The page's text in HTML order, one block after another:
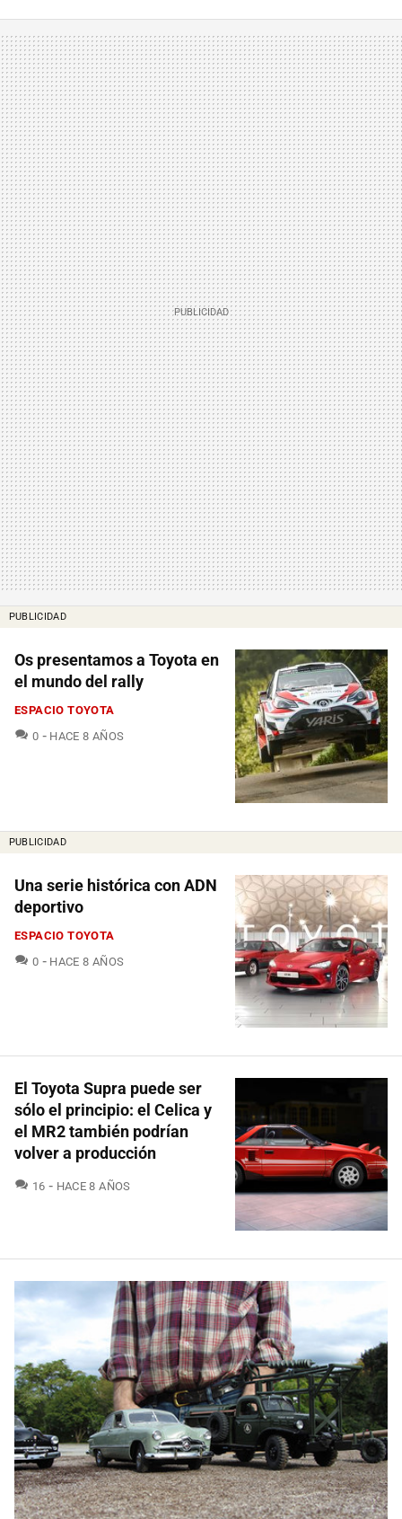
PUBLICIDAD
Os presentamos a Toyota en
el mundo del rally
ESPACIO TOYOTA
0 COMENTARIOS
HACE 8 AÑOS
PUBLICIDAD
Una serie histórica con ADN
deportivo
ESPACIO TOYOTA
0 COMENTARIOS
HACE 8 AÑOS
El Toyota Supra puede ser
sólo el principio: el Celica y
el MR2 también podrían
volver a producción
16 COMENTARIOS
HACE 8 AÑOS